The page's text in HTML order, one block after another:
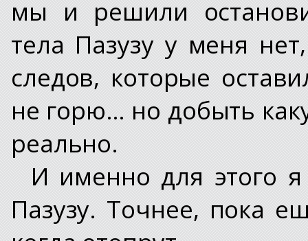
мы и решили
тела Пазузу у меня
следов, которые
не горю… но добыть
реально.
И именно для этого
Пазузу. Точнее, пока